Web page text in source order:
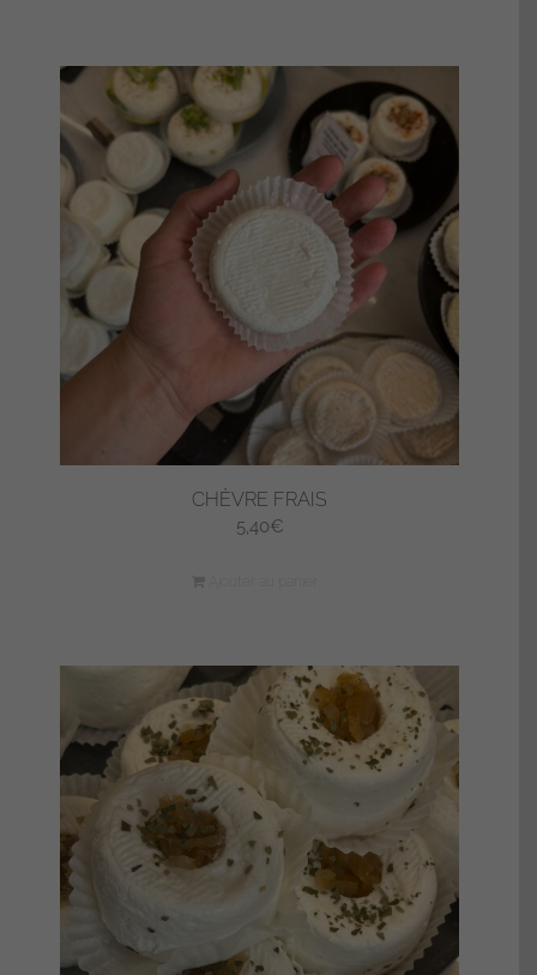
CHÈVRE FRAIS
5,40€